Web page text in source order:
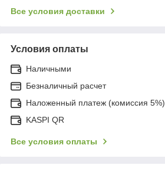
Все условия доставки
Условия оплаты
Наличными
Безналичный расчет
Наложенный платеж (комиссия 5%)
KASPI QR
Все условия оплаты